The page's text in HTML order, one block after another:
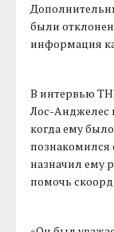
были
информация
В интервью
Лос-Анджелес
когда ему
познакомился
назначил ему
помочь